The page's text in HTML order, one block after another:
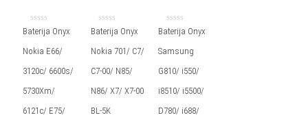
Baterija Onyx
Nokia E66/
3120c/ 6600s/
5730Xm/
6121c/ E75/
Ocjenjeno
od
5
Baterija Onyx
Nokia 701/ C7/
C7-00/ N85/
N86/ X7/ X7-00
BL-5K
Ocjenjeno
od
5
Baterija Onyx
Samsung
G810/ i550/
i8510/ i5500/
D780/ i688/
Ocjenjeno
5